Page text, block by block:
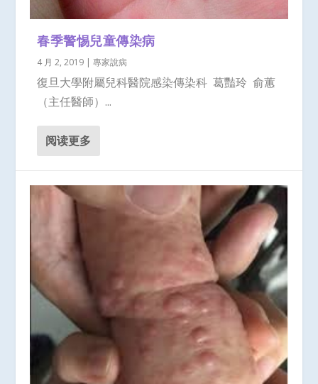
春季警惕兒童傳染病
4 月 2, 2019 |專家說病
復旦大學附屬兒科醫院感染傳染科 葛豔玲 俞蕙
（主任醫師）...
阅读更多